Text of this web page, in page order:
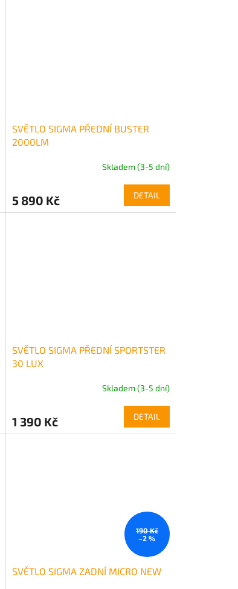
SVĚTLO SIGMA PŘEDNÍ BUSTER
2000LM
Skladem (3-5 dní)
5 890 Kč DETAIL
SVĚTLO SIGMA PŘEDNÍ SPORTSTER
30 LUX
Skladem (3-5 dní)
1 390 Kč DETAIL
190 Kč
–2 %
SVĚTLO SIGMA ZADNÍ MICRO NEW